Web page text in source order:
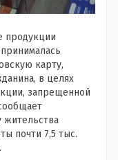
продукции
карту,
в целях
запрещенной
жительства
почти 7,5 тыс.